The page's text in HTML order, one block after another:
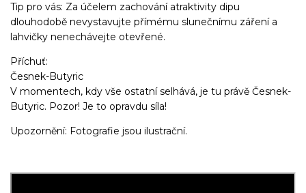
Tip pro vás: Za účelem zachování atraktivity dipu
dlouhodobě nevystavujte přímému slunečnímu záření a
lahvičky nenechávejte otevřené.
Příchuť:
Česnek-Butyric
V momentech, kdy vše ostatní selhává, je tu právě Česnek-
Butyric. Pozor! Je to opravdu síla!
Upozornění: Fotografie jsou ilustrační.